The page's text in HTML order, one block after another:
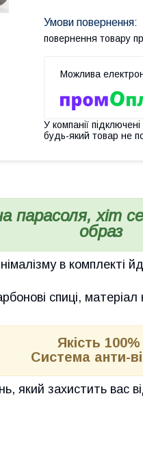
повернення товару
У компанії
будь-який товар не
парасоля, хіт
образ
в комплекті
спиці,
Якість
Система анти-
який захистить вас